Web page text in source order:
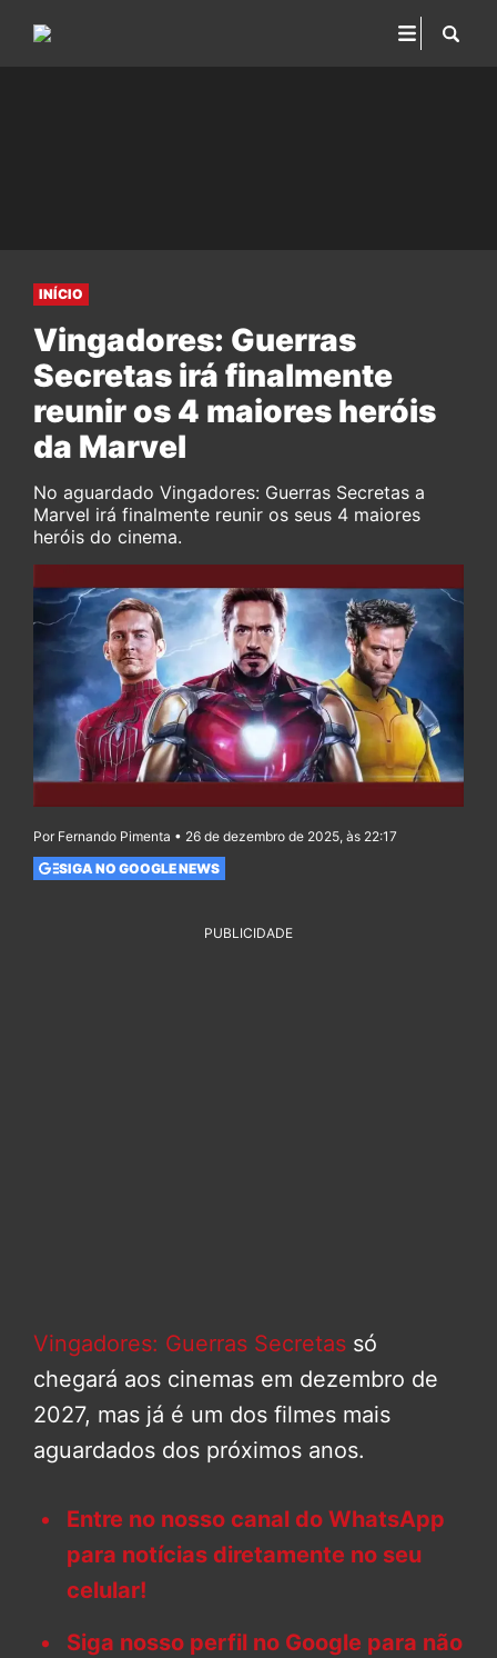
INÍCIO
Vingadores: Guerras
Secretas irá finalmente
reunir os 4 maiores heróis
da Marvel
No aguardado Vingadores: Guerras Secretas a
Marvel irá finalmente reunir os seus 4 maiores
heróis do cinema.
Por Fernando Pimenta • 26 de dezembro de 2025, às 22:17
SIGA NO GOOGLE NEWS
PUBLICIDADE
Vingadores: Guerras Secretas só
chegará aos cinemas em dezembro de
2027, mas já é um dos filmes mais
aguardados dos próximos anos.
Entre no nosso canal do WhatsApp
para notícias diretamente no seu
celular!
Siga nosso perfil no Google para não